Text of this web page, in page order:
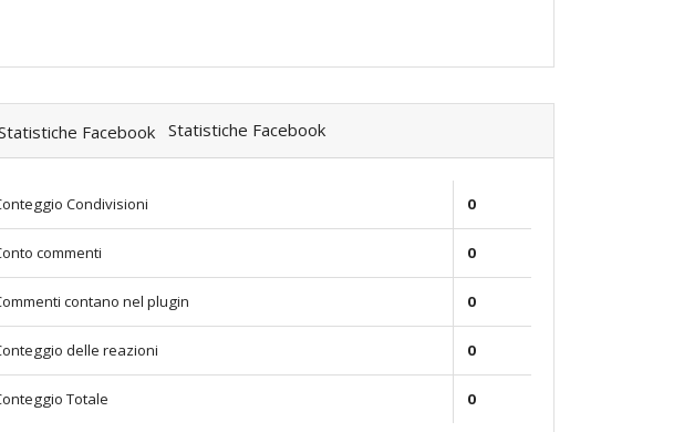
Statistiche Facebook
Condivisioni 0
commenti 0
contano nel plugin 0
delle reazioni 0
Totale 0